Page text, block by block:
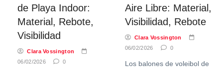
de Playa Indoor:
Material, Rebote,
Visibilidad
Clara Vossington
06/02/2026
0
Aire Libre: Material,
Visibilidad, Rebote
Clara Vossington
06/02/2026
0
Los balones de voleibol de